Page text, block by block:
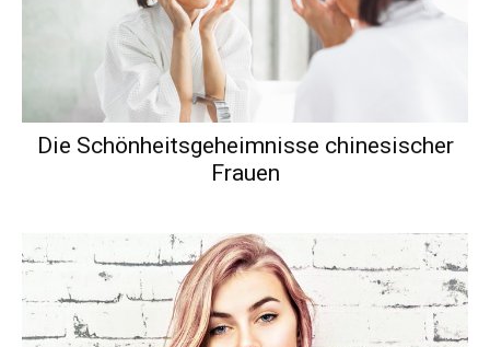
Die Schönheitsgeheimnisse chinesischer
Frauen